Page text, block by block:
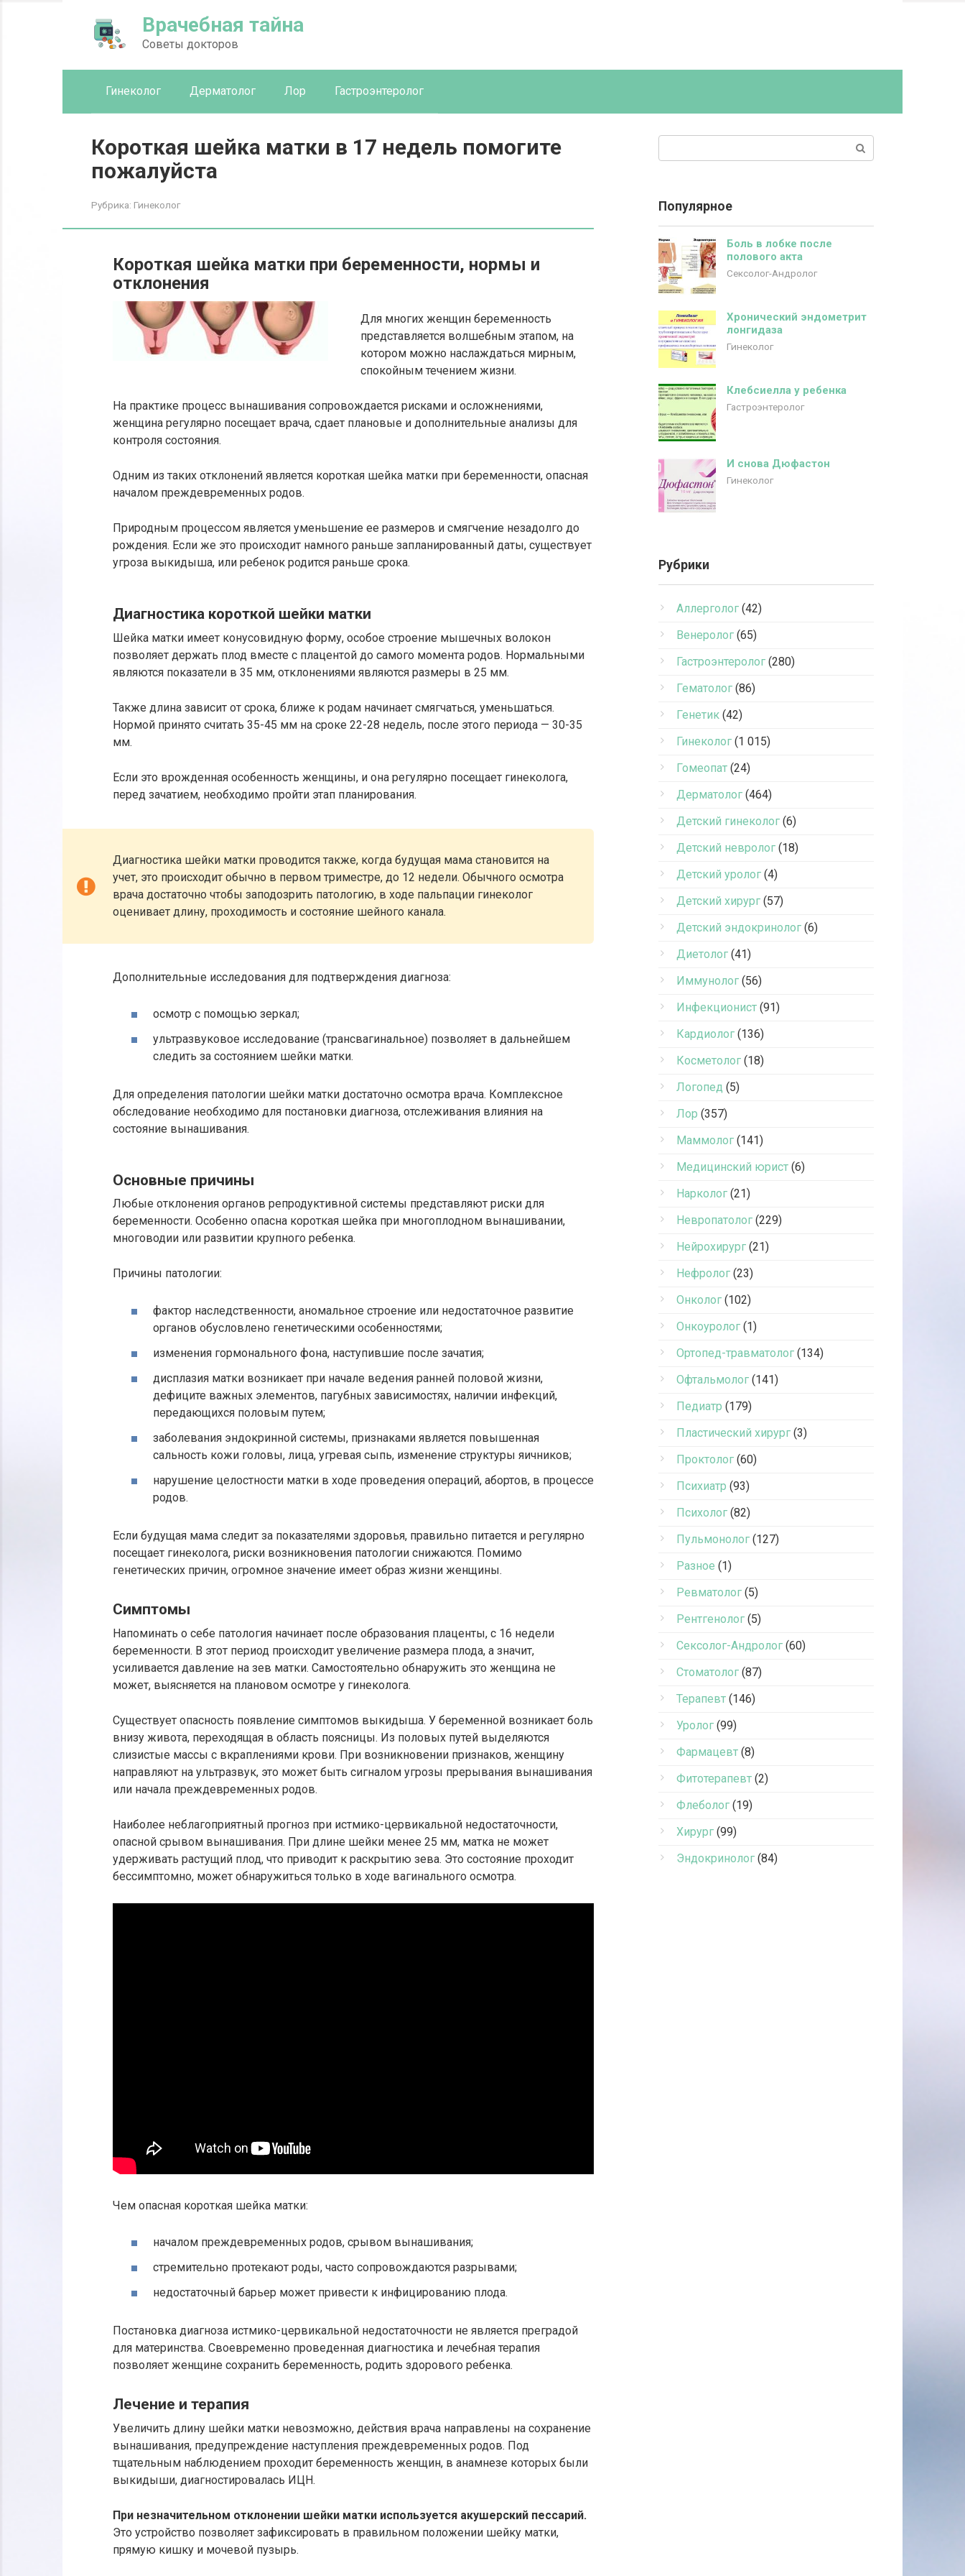
Врачебная тайна
Советы докторов
Гинеколог Дерматолог Лор Гастроэнтеролог
Короткая шейка матки в 17 недель помогите
пожалуйста
Рубрика: Гинеколог
Короткая шейка матки при беременности, нормы и
отклонения
Для многих женщин беременность
представляется волшебным этапом, на
котором можно наслаждаться мирным,
спокойным течением жизни.
На практике процесс вынашивания сопровождается рисками и осложнениями,
женщина регулярно посещает врача, сдает плановые и дополнительные анализы для
контроля состояния.
Одним из таких отклонений является короткая шейка матки при беременности, опасная
началом преждевременных родов.
Природным процессом является уменьшение ее размеров и смягчение незадолго до
рождения. Если же это происходит намного раньше запланированный даты, существует
угроза выкидыша, или ребенок родится раньше срока.
Диагностика короткой шейки матки
Шейка матки имеет конусовидную форму, особое строение мышечных волокон
позволяет держать плод вместе с плацентой до самого момента родов. Нормальными
являются показатели в 35 мм, отклонениями являются размеры в 25 мм.
Также длина зависит от срока, ближе к родам начинает смягчаться, уменьшаться.
Нормой принято считать 35-45 мм на сроке 22-28 недель, после этого периода — 30-35
мм.
Если это врожденная особенность женщины, и она регулярно посещает гинеколога,
перед зачатием, необходимо пройти этап планирования.
Диагностика шейки матки проводится также, когда будущая мама становится на
учет, это происходит обычно в первом триместре, до 12 недели. Обычного осмотра
врача достаточно чтобы заподозрить патологию, в ходе пальпации гинеколог
оценивает длину, проходимость и состояние шейного канала.
Дополнительные исследования для подтверждения диагноза:
осмотр с помощью зеркал;
ультразвуковое исследование (трансвагинальное) позволяет в дальнейшем
следить за состоянием шейки матки.
Для определения патологии шейки матки достаточно осмотра врача. Комплексное
обследование необходимо для постановки диагноза, отслеживания влияния на
состояние вынашивания.
Основные причины
Любые отклонения органов репродуктивной системы представляют риски для
беременности. Особенно опасна короткая шейка при многоплодном вынашивании,
многоводии или развитии крупного ребенка.
Причины патологии:
фактор наследственности, аномальное строение или недостаточное развитие
органов обусловлено генетическими особенностями;
изменения гормонального фона, наступившие после зачатия;
дисплазия матки возникает при начале ведения ранней половой жизни,
дефиците важных элементов, пагубных зависимостях, наличии инфекций,
передающихся половым путем;
заболевания эндокринной системы, признаками является повышенная
сальность кожи головы, лица, угревая сыпь, изменение структуры яичников;
нарушение целостности матки в ходе проведения операций, абортов, в процессе
родов.
Если будущая мама следит за показателями здоровья, правильно питается и регулярно
посещает гинеколога, риски возникновения патологии снижаются. Помимо
генетических причин, огромное значение имеет образ жизни женщины.
Симптомы
Напоминать о себе патология начинает после образования плаценты, с 16 недели
беременности. В этот период происходит увеличение размера плода, а значит,
усиливается давление на зев матки. Самостоятельно обнаружить это женщина не
может, выясняется на плановом осмотре у гинеколога.
Существует опасность появление симптомов выкидыша. У беременной возникает боль
внизу живота, переходящая в область поясницы. Из половых путей выделяются
слизистые массы с вкраплениями крови. При возникновении признаков, женщину
направляют на ультразвук, это может быть сигналом угрозы прерывания вынашивания
или начала преждевременных родов.
Наиболее неблагоприятный прогноз при истмико-цервикальной недостаточности,
опасной срывом вынашивания. При длине шейки менее 25 мм, матка не может
удерживать растущий плод, что приводит к раскрытию зева. Это состояние проходит
бессимптомно, может обнаружиться только в ходе вагинального осмотра.
Чем опасная короткая шейка матки:
началом преждевременных родов, срывом вынашивания;
стремительно протекают роды, часто сопровождаются разрывами;
недостаточный барьер может привести к инфицированию плода.
Постановка диагноза истмико-цервикальной недостаточности не является преградой
для материнства. Своевременно проведенная диагностика и лечебная терапия
позволяет женщине сохранить беременность, родить здорового ребенка.
Лечение и терапия
Увеличить длину шейки матки невозможно, действия врача направлены на сохранение
вынашивания, предупреждение наступления преждевременных родов. Под
тщательным наблюдением проходит беременность женщин, в анамнезе которых были
выкидыши, диагностировалась ИЦН.
При незначительном отклонении шейки матки используется акушерский пессарий.
Это устройство позволяет зафиксировать в правильном положении шейку матки,
прямую кишку и мочевой пузырь.
Популярное
Боль в лобке после
полового акта
Сексолог-Андролог
Хронический эндометрит
лонгидаза
Гинеколог
Клебсиелла у ребенка
Гастроэнтеролог
И снова Дюфастон
Гинеколог
Рубрики
Аллерголог (42)
Венеролог (65)
Гастроэнтеролог (280)
Гематолог (86)
Генетик (42)
Гинеколог (1 015)
Гомеопат (24)
Дерматолог (464)
Детский гинеколог (6)
Детский невролог (18)
Детский уролог (4)
Детский хирург (57)
Детский эндокринолог (6)
Диетолог (41)
Иммунолог (56)
Инфекционист (91)
Кардиолог (136)
Косметолог (18)
Логопед (5)
Лор (357)
Маммолог (141)
Медицинский юрист (6)
Нарколог (21)
Невропатолог (229)
Нейрохирург (21)
Нефролог (23)
Онколог (102)
Онкоуролог (1)
Ортопед-травматолог (134)
Офтальмолог (141)
Педиатр (179)
Пластический хирург (3)
Проктолог (60)
Психиатр (93)
Психолог (82)
Пульмонолог (127)
Разное (1)
Ревматолог (5)
Рентгенолог (5)
Сексолог-Андролог (60)
Стоматолог (87)
Терапевт (146)
Уролог (99)
Фармацевт (8)
Фитотерапевт (2)
Флеболог (19)
Хирург (99)
Эндокринолог (84)